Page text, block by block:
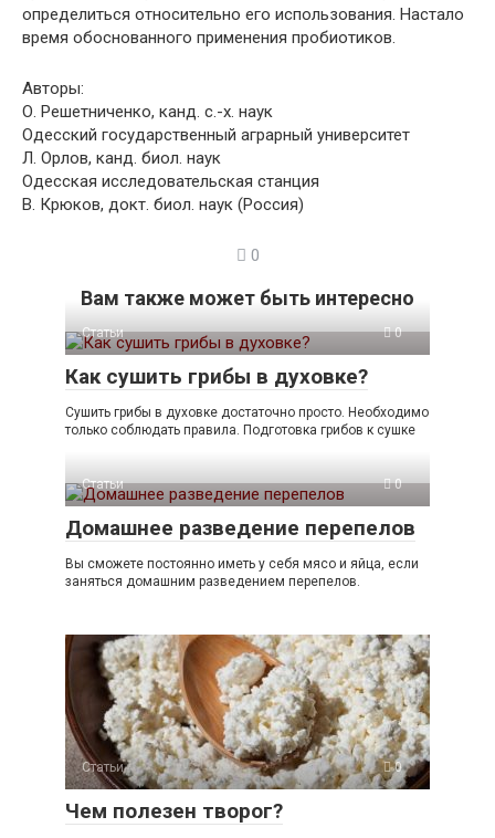
определиться относительно его использования. Настало
время обоснованного применения пробиотиков.
Авторы:
О. Решетниченко, канд. с.-х. наук
Одесский государственный аграрный университет
Л. Орлов, канд. биол. наук
Одесская исследовательская станция
В. Крюков, докт. биол. наук (Россия)
0
Вам также может быть интересно
Статьи 0
Как сушить грибы в духовке?
Сушить грибы в духовке достаточно просто. Необходимо
только соблюдать правила. Подготовка грибов к сушке
Статьи 0
Домашнее разведение перепелов
Вы сможете постоянно иметь у себя мясо и яйца, если
заняться домашним разведением перепелов.
Статьи 0
Чем полезен творог?